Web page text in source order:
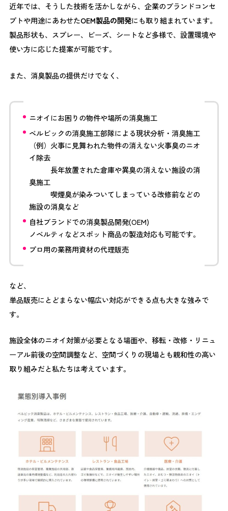
近年では、そうした技術を活かしながら、企業のブランドコンセ
プトや用途にあわせたOEM製品の開発にも取り組まれています。
製品形状も、スプレー、ビーズ、シートなど多様で、設置環境や
使い方に応じた提案が可能です。
また、消臭製品の提供だけでなく、
ニオイにお困りの物件や場所の消臭施工
ベルビックの消臭施工部隊による現状分析・消臭施工
（例）火事に見舞われた物件の消えない火事臭のニオ
イ除去
長年放置された倉庫や異臭の消えない施設の消
臭施工
喫煙臭が染みついてしまっている改修前などの
施設の消臭など
自社ブランドでの消臭製品開発(OEM)
ノベルティなどスポット商品の製造対応も可能です。
プロ用の業務用資材の代理販売
など、
単品販売にとどまらない幅広い対応ができる点も大きな強みで
す。
施設全体のニオイ対策が必要となる場面や、移転・改修・リニュ
ーアル前後の空間調整など、空間づくりの現場とも親和性の高い
取り組みだと私たちは考えています。